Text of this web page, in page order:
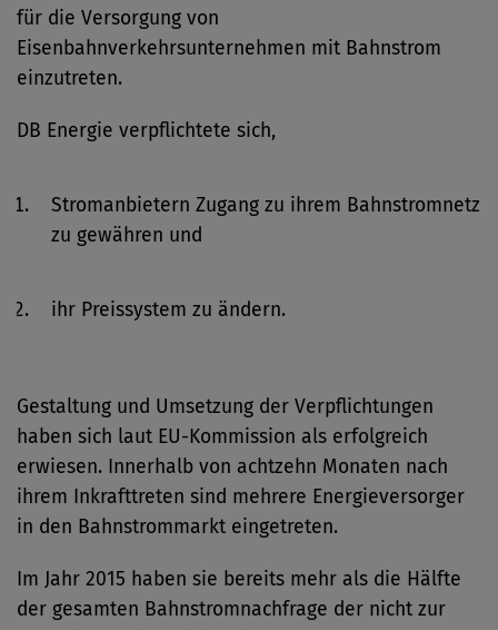
für die Versorgung von
Eisenbahnverkehrsunternehmen mit Bahnstrom
einzutreten.
DB Energie verpflichtete sich,
Stromanbietern Zugang zu ihrem Bahnstromnetz
zu gewähren und
ihr Preissystem zu ändern.
Gestaltung und Umsetzung der Verpflichtungen
haben sich laut EU-Kommission als erfolgreich
erwiesen. Innerhalb von achtzehn Monaten nach
ihrem Inkrafttreten sind mehrere Energieversorger
in den Bahnstrommarkt eingetreten.
Im Jahr 2015 haben sie bereits mehr als die Hälfte
der gesamten Bahnstromnachfrage der nicht zur